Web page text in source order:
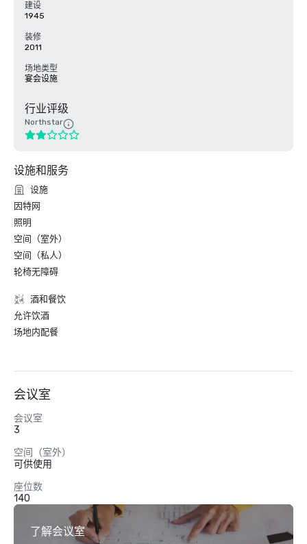
建设
1945
装修
2011
场地类型
宴会设施
行业评级
Northstar
设施和服务
设施
因特网
照明
空间（室外）
空间（私人）
轮椅无障碍
酒和餐饮
允许饮酒
场地内配餐
会议室
会议室
3
空间（室外）
可供使用
座位数
140
了解会议室